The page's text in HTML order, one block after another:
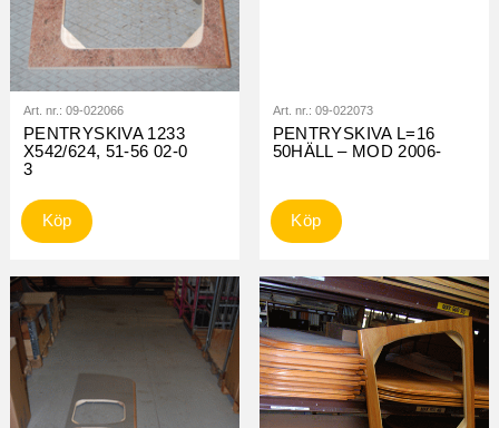
Art. nr.: 09-022066
PENTRYSKIVA 1233
X542/624, 51-56 02-0
3
Köp
Art. nr.: 09-022073
PENTRYSKIVA L=16
50HÄLL – MOD 2006-
Köp